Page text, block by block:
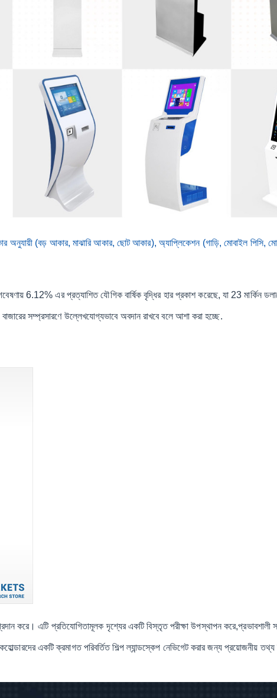
অনুযায়ী (বড় আকার, মাঝারি আকার, ছোট আকার), অ্যাপ্লিকেশন (গাড়ি, মোবাইল পিসি,
6.12% এর প্রত্যাশিত যৌগিক বার্ষিক বৃদ্ধির হার প্রকাশ করেছে, যা 23 মার্কিন
সম্প্রসারণে উল্লেখযোগ্যভাবে অবদান রাখবে বলে আশা করা হচ্ছে.
করে। এটি প্রতিযোগিতামূলক দৃশ্যের একটি বিস্তৃত পরীক্ষা উপস্থাপন করে,প্রভাবশালী
একটি ক্রমাগত পরিবর্তিত শিল্প ল্যান্ডস্কেপ নেভিগেট করার জন্য প্রয়োজনীয় তথ্য